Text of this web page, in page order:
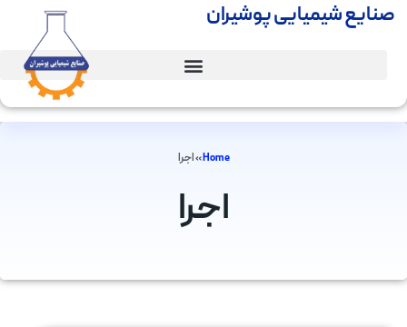
صنایع شیمیایی پوشیران
Home
»اجرا
اجرا